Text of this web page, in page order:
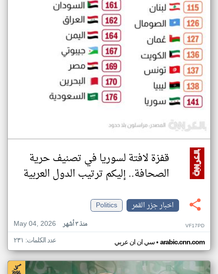
قفزة لافتة لسوريا في تصنيف حرية
الصحافة.. إليكم ترتيب الدول العربية
اخبار جزر القمر
Politics
May 04, 2026
منذ ٣ أشهر VF17PD
سي ان ان عربي• arabic.cnn.com عدد الكلمات: ٢٣١